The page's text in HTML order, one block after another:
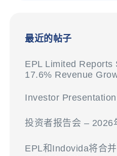
最近的帖子
EPL Limited Reports
17.6% Revenue
Investor
投资者报告会 – 2026
EPL和Indovida将合